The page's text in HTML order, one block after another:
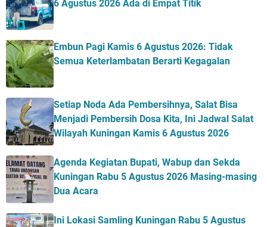
6 Agustus 2026 Ada di Empat Titik
Embun Pagi Kamis 6 Agustus 2026: Tidak
Semua Keterlambatan Berarti Kegagalan
Setiap Noda Ada Pembersihnya, Salat Bisa
Menjadi Pembersih Dosa Kita, Ini Jadwal Salat
Wilayah Kuningan Kamis 6 Agustus 2026
Agenda Kegiatan Bupati, Wabup dan Sekda
Kuningan Rabu 5 Agustus 2026 Masing-masing
Dua Acara
Ini Lokasi Samling Kuningan Rabu 5 Agustus